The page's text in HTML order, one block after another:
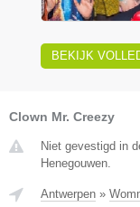
BEKIJK
Clown Mr. Creezy
Niet gevestigd in
Henegouwen.
Antwerpen »